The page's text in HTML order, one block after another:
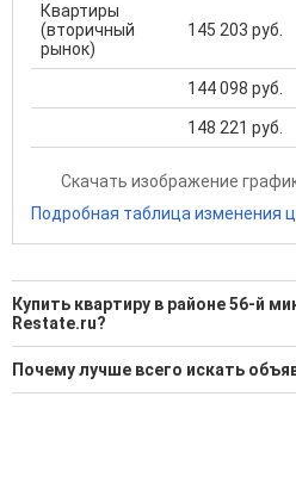
Квартиры
(вторичный
рынок)
145 203 руб.
144 098 руб.
148 221 руб.
Скачать изображение
Подробная таблица изменения
Купить квартиру в районе 56-й
Restate.ru?
Поможем Купить квартиру в
Воспользуйтесь нашим
Почему лучше всего искать